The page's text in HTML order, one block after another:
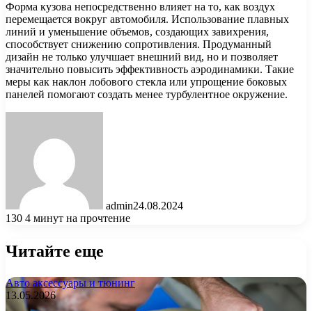
Форма кузова непосредственно влияет на то, как воздух
перемещается вокруг автомобиля. Использование плавных
линий и уменьшение объемов, создающих завихрения,
способствует снижению сопротивления. Продуманный
дизайн не только улучшает внешний вид, но и позволяет
значительно повысить эффективность аэродинамики. Такие
меры как наклон лобового стекла или упрощение боковых
панелей помогают создать менее турбулентное окружение.
admin24.08.2024
130 4 минут на прочтение
Читайте еще
Авто аксессуары и тюнинг
13.05.2026